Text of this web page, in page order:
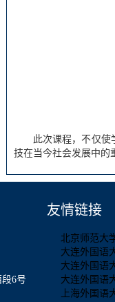
此次课程，不仅使
技在当今社会发展中的
6号
友情链接
北京师范大
大连外国语
大连外国语
大连外国语
上海外国语